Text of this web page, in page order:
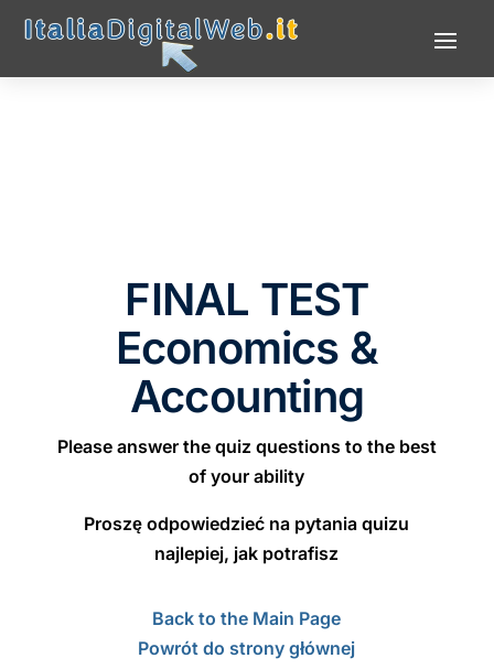
FINAL TEST
Economics &
Accounting
Please answer the quiz questions to the best
of your ability
Proszę odpowiedzieć na pytania quizu
najlepiej, jak potrafisz
Back to the Main Page
Powrót do strony głównej